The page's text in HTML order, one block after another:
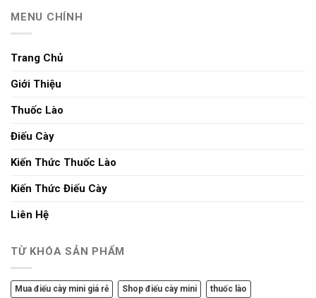
MENU CHÍNH
Trang Chủ
Giới Thiệu
Thuốc Lào
Điếu Cày
Kiến Thức Thuốc Lào
Kiến Thức Điếu Cày
Liên Hệ
TỪ KHÓA SẢN PHẨM
Mua điếu cày mini giá rẻ Shop điếu cày mini thuốc lào